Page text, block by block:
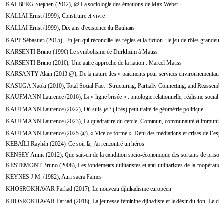
KALBERG Stephen (2012), @ La sociologie des émotions de Max Weber
KALLAI Ernst (1999), Construire et vivre
KALLAI Ernst (1999), Dix ans d'existence du Bauhaus
KAPP Sébastien (2015), Un jeu qui réconcilie les règles et la fiction : le jeu de rôles
KARSENTI Bruno (1996) Le symbolisme de Durkheim à Mauss
KARSENTI Bruno (2010), Une autre approche de la nation : Marcel Mauss
KARSANTY Alain (2013 @), De la nature des « paiements pour services
KASUGA Naoki (2010), Total Social Fact : Structuring, Partially Connecting, and
KAUFMANN Laurence (2016), La « ligne brisée » : ontologie relationnelle, réalisme social
KAUFMANN Laurence (2022), Où suis-je ? (Très) petit traité de géométrie politique
KAUFMANN Laurence (2023), La quadrature du cercle. Commun, communauté et
KAUFMANN Laurence (2025 @), « Vice de forme ». Déni des médiations et crises de
KEBAÏLI Rayhân (2024), Ce soir là, j'ai rencontré un héros
KENSEY Annie (2012), Que sait-on de la condition socio-économique des sortants de
KESTEMONT Bruno (2008), Les fondements utilitaristes et anti-utilitaristes de la
KEYNES J.M. (1982), Auri sacra Fames
KHOSROKHAVAR Farhad (2017), Le nouveau djhihadisme européen
KHOSROKHAVAR Farhad (2018), La jeunesse féminine djihadiste et le désir du don. Le